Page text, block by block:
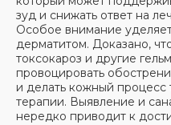
зуд и снижать ответ на
Особое внимание
дерматитом. Доказано,
токсокароз и другие
провоцировать
и делать кожный
терапии. Выявление и
нередко приводит к